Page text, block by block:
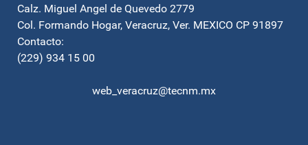
Calz. Miguel Angel de Quevedo 2779
Col. Formando Hogar, Veracruz, Ver. MEXICO CP 91897
Contacto:
(229) 934 15 00
web_veracruz@tecnm.mx